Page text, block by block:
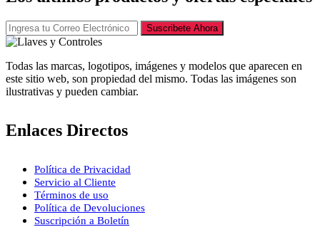
Suscribete Ahora
Todas las marcas, logotipos, imágenes y modelos que aparecen en
este sitio web, son propiedad del mismo. Todas las imágenes son
ilustrativas y pueden cambiar.
Enlaces Directos
Política de Privacidad
Servicio al Cliente
Términos de uso
Política de Devoluciones
Suscripción a Boletín